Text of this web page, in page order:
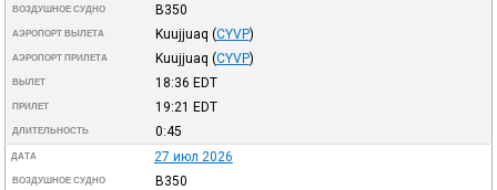
ВОЗДУШНОЕ СУДНО B350
АЭРОПОРТ ВЫЛЕТА Kuujjuaq (CYVP)
АЭРОПОРТ ПРИЛЕТА Kuujjuaq (CYVP)
ВЫЛЕТ 18:36 EDT
ПРИЛЕТ 19:21 EDT
ДЛИТЕЛЬНОСТЬ 0:45
ДАТА 27 июл 2026
ВОЗДУШНОЕ СУДНО B350